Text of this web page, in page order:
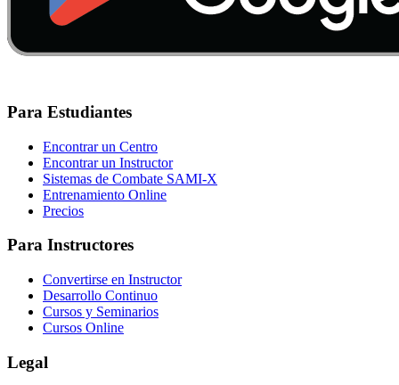
Para Estudiantes
Encontrar un Centro
Encontrar un Instructor
Sistemas de Combate SAMI-X
Entrenamiento Online
Precios
Para Instructores
Convertirse en Instructor
Desarrollo Continuo
Cursos y Seminarios
Cursos Online
Legal